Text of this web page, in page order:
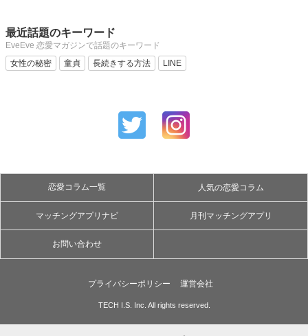
最近話題のキーワード
EveEve 恋愛マガジンで話題のキーワード
女性の秘密
童貞 長続きする方法 LINE
恋愛コラム一覧 人気の恋愛コラム
マッチングアプリナビ 月刊マッチングアプリ
お問い合わせ
プライバシーポリシー 運営会社
TECH I.S. Inc. All rights reserved.